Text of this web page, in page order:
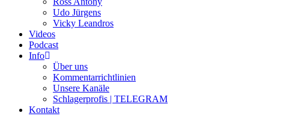
Udo Jürgens
Vicky Leandros
Videos
Podcast
Info
Über uns
Kommentarrichtlinien
Unsere Kanäle
Schlagerprofis | TELEGRAM
Kontakt